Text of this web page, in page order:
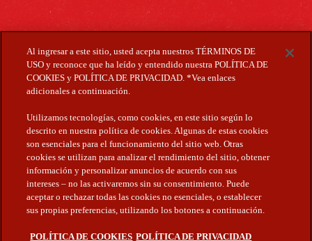
Cruzcampo © 2024
Responsable del tratamiento: Heineken España, S.A.
Datos de contacto: Compañía con C.I.F.A - 28006013 y domicilio social en
Avenida de Andalucía 1, 41007, Sevilla(España)
intereses, características y preferencias.
Legitimación: - Interés legítimo - Consentimiento Expreso - Relación
contractual
Destinatarios: Otras empresas del Grupo Heineken, entidades colaboradoras
así como encargados del tratamiento dentro y fuera de la UE.
Derechos: Acceso, rectificación, supresión, oposición, limitación al
tratamiento de datos, portabilidad de datos, así como a no ser objeto de
Información adicional: Para más información adicional, consulta la Política
de Privacidad de HEINEKEN en el siguiente enlace:
No compartir contenidos de esta página con menores de 18 años.
Al ingresar a este sitio, usted acepta nuestros TÉRMINOS DE
USO y reconoce que ha leído y entendido nuestra POLÍTICA DE
COOKIES y POLÍTICA DE PRIVACIDAD. *Vea enlaces
adicionales a continuación.
Utilizamos tecnologías, como cookies, en este sitio según lo
descrito en nuestra política de cookies. Algunas de estas cookies
son esenciales para el funcionamiento del sitio web. Otras
cookies se utilizan para analizar el rendimiento del sitio, obtener
información y personalizar anuncios de acuerdo con sus
intereses – no las activaremos sin su consentimiento. Puede
aceptar o rechazar todas las cookies no esenciales, o establecer
sus propias preferencias, utilizando los botones a continuación.
POLÍTICA DE COOKIES POLÍTICA DE PRIVACIDAD